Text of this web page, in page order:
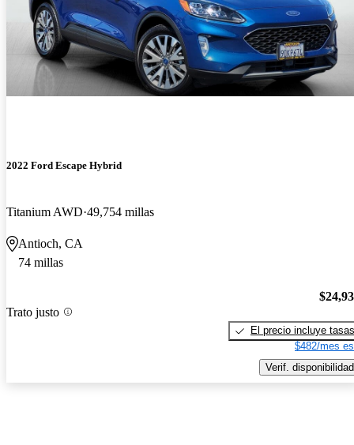
2022 Ford Escape Hybrid
Titanium AWD 49,754 millas
Antioch, CA
74 millas
Trato justo
El precio incluye tasas
$482/mes
Verif. disponibilidad